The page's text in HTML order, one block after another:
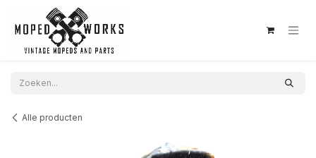
Overslaan naar inhoud
Alle producten